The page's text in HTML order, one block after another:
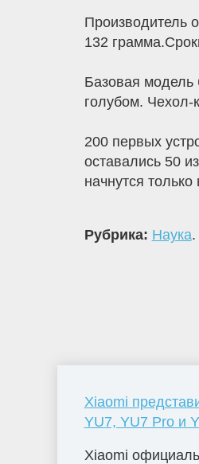
Производитель
132
Базовая модель
голубом. Чехол-
200 первых
оставались 50
начнутся
Рубрика: Наука.
Xiaomi
YU7, YU7 Pro и
Xiaomi